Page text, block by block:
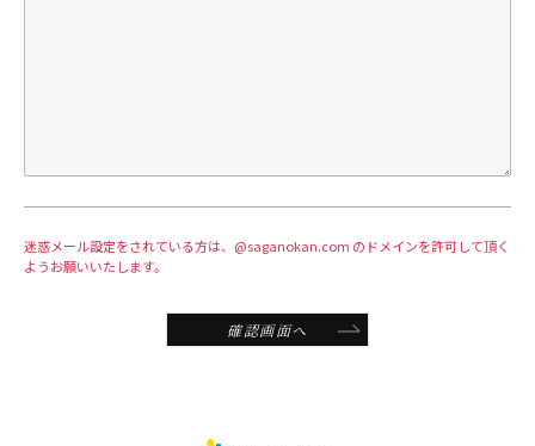
迷惑メール設定をされている方は、@saganokan.com のドメインを許可して頂く
ようお願いいたします。
確認画面へ